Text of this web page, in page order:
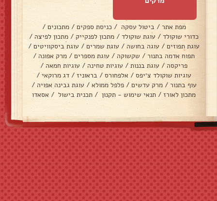
מפת אתר / ביטול עסקה / כניסת ספקים / מתכונים /
כדורי שוקולד / עוגת שוקולד / מתכון לפנקייק / מתכון לפיצה /
עוגת תפוזים / עוגה בחושה / עוגת שמרים / עוגת ביסקוויטים /
תפוח אדמה בתנור / שקשוקה / עוגת מספרים / מרק אפונה /
פריקסה / עוגת בננות / עוגיות טחינה / עוגיות חמאה /
עוגיות שוקולד צ׳יפס / אלפחורס / בראוניז / דג מרוקאי /
עוף בתנור / מרק עדשים / פלפל ממולא / עוגת גבינה אפויה /
מתכון לאורז / תנאי שימוש - תקנון / תכנית בישול / אסאדו